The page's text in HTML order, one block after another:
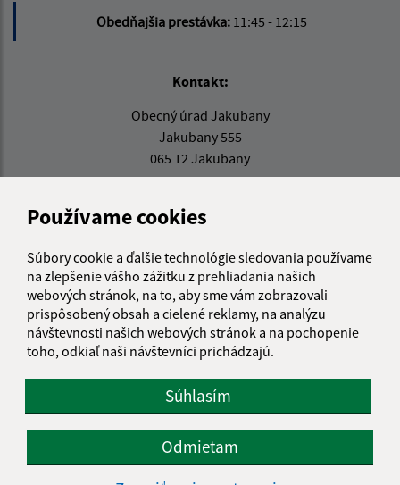
Používame cookies
Súbory cookie a ďalšie technológie sledovania používame
na zlepšenie vášho zážitku z prehliadania našich
webových stránok, na to, aby sme vám zobrazovali
prispôsobený obsah a cielené reklamy, na analýzu
návštevnosti našich webových stránok a na pochopenie
toho, odkiaľ naši návštevníci prichádzajú.
Súhlasím
Odmietam
Obedňajšia prestávka: 11:45 - 12:15
Kontakt:
Obecný úrad Jakubany
Jakubany 555
065 12 Jakubany
+421 524 283 651
IČO: 00329924